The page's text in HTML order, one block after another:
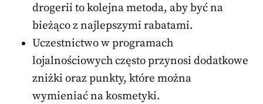
drogerii to kolejna metoda, aby być na
bieżąco z najlepszymi rabatami.
Uczestnictwo w programach
lojalnościowych często przynosi dodatkowe
zniżki oraz punkty, które można
wymieniać na kosmetyki.